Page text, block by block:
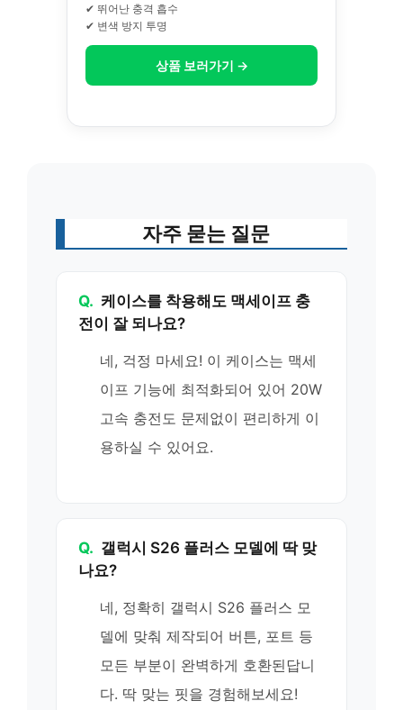
✔ 뛰어난 충격 흡수
✔ 변색 방지 투명
상품 보러가기 →
자주 묻는 질문
Q. 케이스를 착용해도 맥세이프 충
전이 잘 되나요?
네, 걱정 마세요! 이 케이스는 맥세
이프 기능에 최적화되어 있어 20W
고속 충전도 문제없이 편리하게 이
용하실 수 있어요.
Q. 갤럭시 S26 플러스 모델에 딱 맞
나요?
네, 정확히 갤럭시 S26 플러스 모
델에 맞춰 제작되어 버튼, 포트 등
모든 부분이 완벽하게 호환된답니
다. 딱 맞는 핏을 경험해보세요!